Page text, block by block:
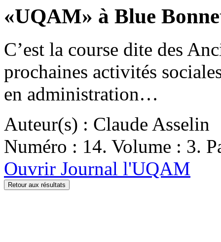
«UQAM» à Blue
C’est la course dite des
prochaines activités
en administration…
Auteur(s) : Claude Asselin
Numéro : 14. Volume : 3.
Ouvrir Journal l'UQAM
Retour aux résultats